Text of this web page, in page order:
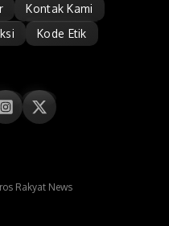
Kontak Kami
Kode Etik
Rakyat News